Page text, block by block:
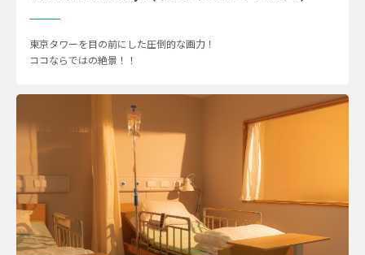
東京タワーを目の前にした圧倒的な画力！
ココならではの絶景！！